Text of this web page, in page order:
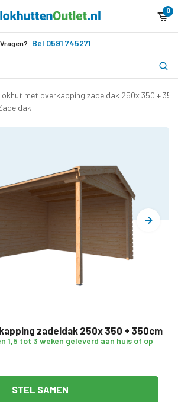
0
Vragen? Bel 0591 745271
met overkapping zadeldak 250x 350 +
zadeldak 250x 350 + 350cm
1,5 tot 3 weken geleverd aan huis of op
STEL SAMEN